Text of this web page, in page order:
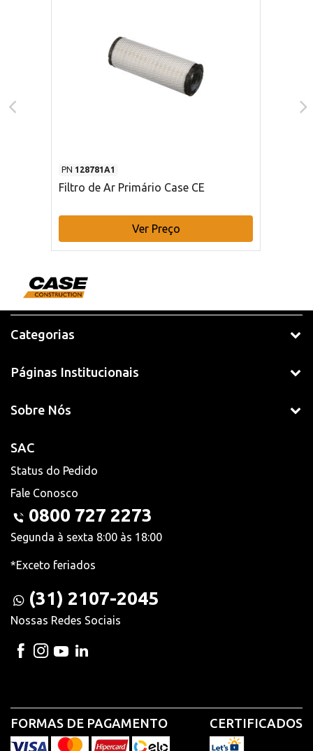
PN 128781A1
Filtro de Ar Primário Case CE
Ver Preço
Categorias
Páginas Institucionais
Sobre Nós
SAC
Status do Pedido
Fale Conosco
0800 727 2273
Segunda à sexta 8:00 às 18:00
*Exceto feriados
(31) 2107-2045
Nossas Redes Sociais
FORMAS DE PAGAMENTO CERTIFICADOS